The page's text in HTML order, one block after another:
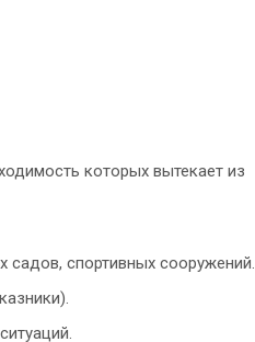
которых вытекает из
садов, спортивных сооружений.